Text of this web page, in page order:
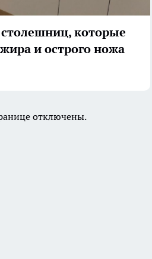
которые
и острого ножа
отключены.